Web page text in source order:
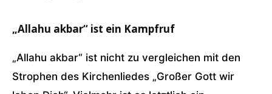
„Allahu akbar“ ist ein Kampfruf
„Allahu akbar“ ist nicht zu vergleichen mit den
Strophen des Kirchenliedes „Großer Gott wir